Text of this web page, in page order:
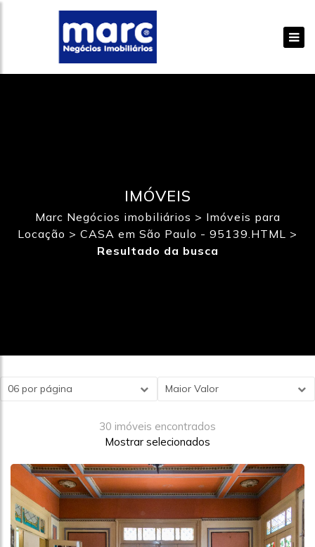
IMÓVEIS
Marc Negócios imobiliários > Imóveis para
Locação > CASA em São Paulo - 95139.HTML >
Resultado da busca
Maior Valor
06 por página
30 imóveis encontrados
Mostrar selecionados